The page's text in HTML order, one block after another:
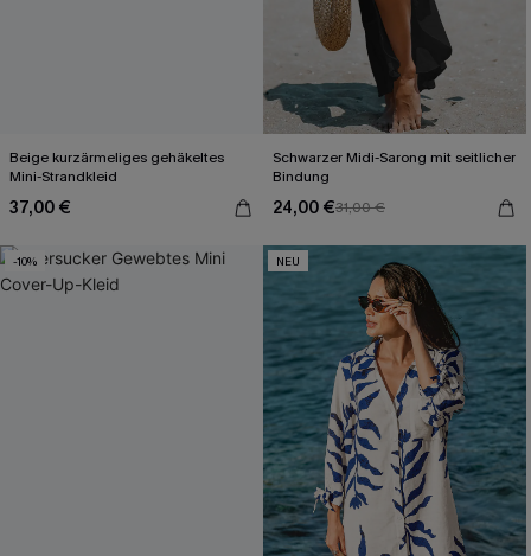
Beige kurzärmeliges gehäkeltes
Mini-Strandkleid
37,00 €
Schwarzer Midi-Sarong mit seitlicher
Bindung
24,00 €31,00 €
-10% NEU